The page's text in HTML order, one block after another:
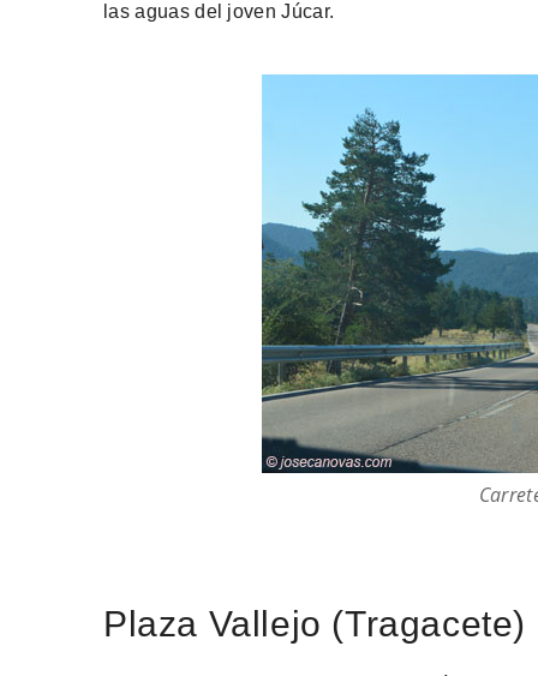
las aguas del joven Júcar.
Plaza Vallejo (Tragacete)